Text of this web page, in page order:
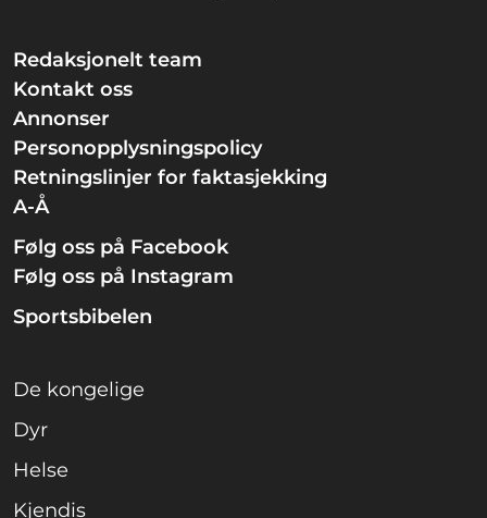
Redaksjonelt team
Kontakt oss
Annonser
Personopplysningspolicy
Retningslinjer for faktasjekking
A-Å
Følg oss på Facebook
Følg oss på Instagram
Sportsbibelen
De kongelige
Dyr
Helse
Kjendis